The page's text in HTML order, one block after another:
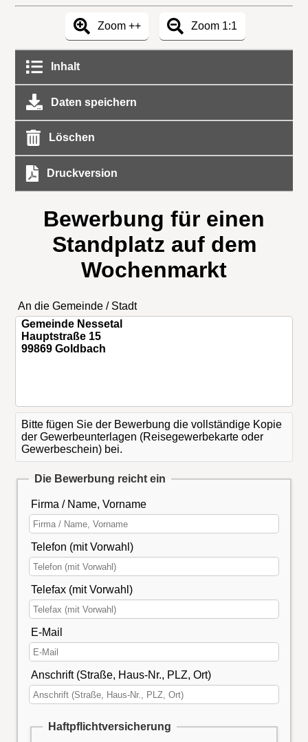
Zoom ++ Zoom 1:1
Inhalt
Daten speichern
Löschen
Druckversion
Bewerbung für einen
Standplatz auf dem
Wochenmarkt
An die Gemeinde / Stadt
Bitte fügen Sie der Bewerbung die vollständige Kopie
der Gewerbeunterlagen (Reisegewerbekarte oder
Gewerbeschein) bei.
Die Bewerbung reicht ein
Firma / Name, Vorname
Telefon (mit Vorwahl)
Telefax (mit Vorwahl)
E-Mail
Anschrift (Straße, Haus-Nr., PLZ, Ort)
Haftpflichtversicherung